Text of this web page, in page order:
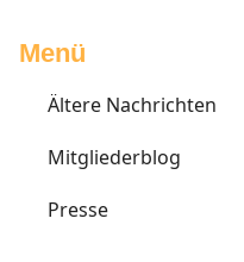
Menü
Ältere Nachrichten
Mitgliederblog
Presse